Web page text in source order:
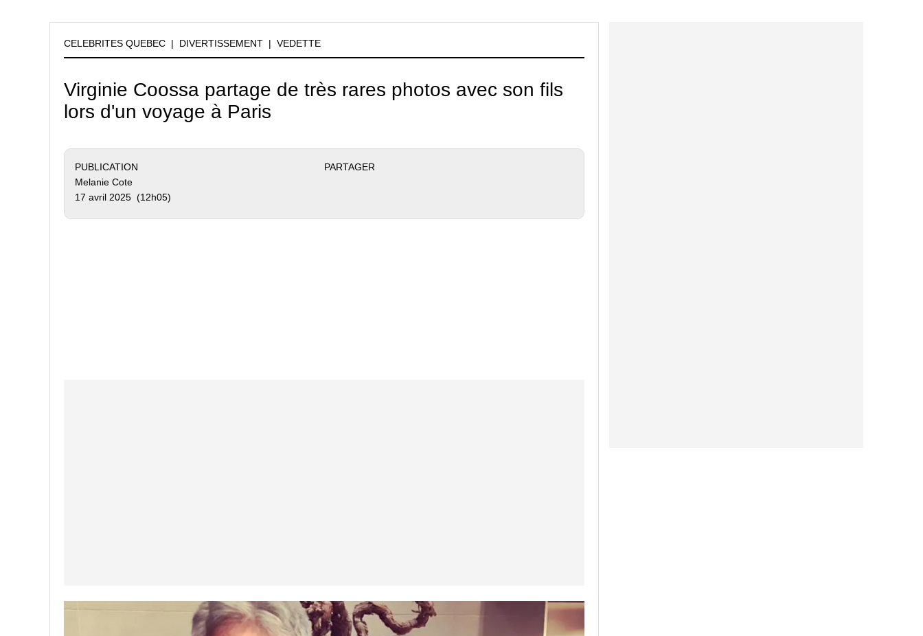
CELEBRITES QUEBEC | DIVERTISSEMENT | VEDETTE
Virginie Coossa partage de très rares photos avec son fils
lors d'un voyage à Paris
PUBLICATION
Melanie Cote
17 avril 2025 (12h05)
PARTAGER